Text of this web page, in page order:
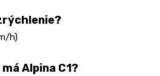
h)
Alpina C1?